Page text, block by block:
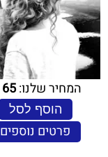
המחיר שלנו:65
הוסף לסל
פרטים נוספים